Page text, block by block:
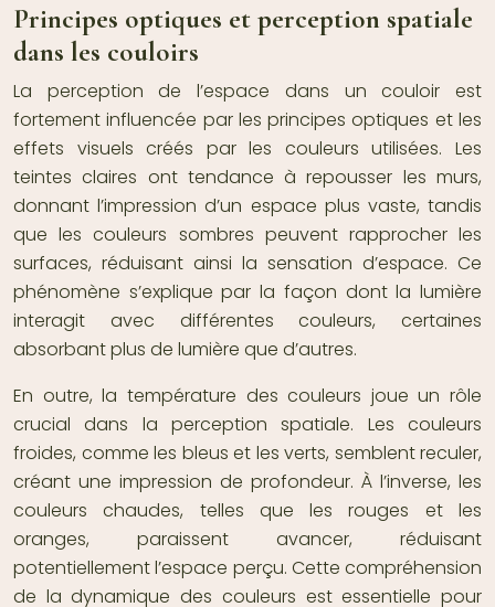
Principes optiques et perception spatiale
dans les couloirs
La perception de l’espace dans un couloir est
fortement influencée par les principes optiques et les
effets visuels créés par les couleurs utilisées. Les
teintes claires ont tendance à repousser les murs,
donnant l’impression d’un espace plus vaste, tandis
que les couleurs sombres peuvent rapprocher les
surfaces, réduisant ainsi la sensation d’espace. Ce
phénomène s’explique par la façon dont la lumière
interagit avec différentes couleurs, certaines
absorbant plus de lumière que d’autres.
En outre, la température des couleurs joue un rôle
crucial dans la perception spatiale. Les couleurs
froides, comme les bleus et les verts, semblent reculer,
créant une impression de profondeur. À l’inverse, les
couleurs chaudes, telles que les rouges et les
oranges, paraissent avancer, réduisant
potentiellement l’espace perçu. Cette compréhension
de la dynamique des couleurs est essentielle pour